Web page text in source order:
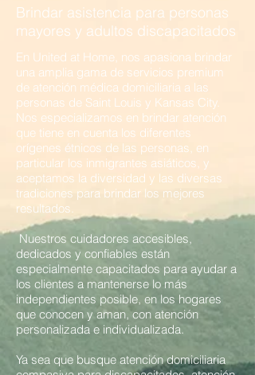
Brindar asistencia para personas
mayores y adultos discapacitados
En United at Home, nos apasiona brindar
una amplia gama de servicios premium
de atención médica domiciliaria a las
personas de Saint Louis y Kansas City.
Nos especializamos en brindar atención
que tiene en cuenta los diferentes
orígenes étnicos de las personas, en
particular los inmigrantes asiáticos, y
aceptamos la diversidad y las diversas
tradiciones para brindar los mejores
resultados.
​ Nuestros cuidadores accesibles,
dedicados y confiables están
especialmente capacitados para ayudar a
los clientes a mantenerse lo más
independientes posible, en los hogares
que conocen y aman, con atención
personalizada e individualizada.
Ya sea que busque atención domiciliaria